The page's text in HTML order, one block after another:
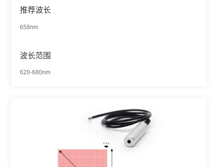
推荐波长
658nm
波长范围
620-680nm